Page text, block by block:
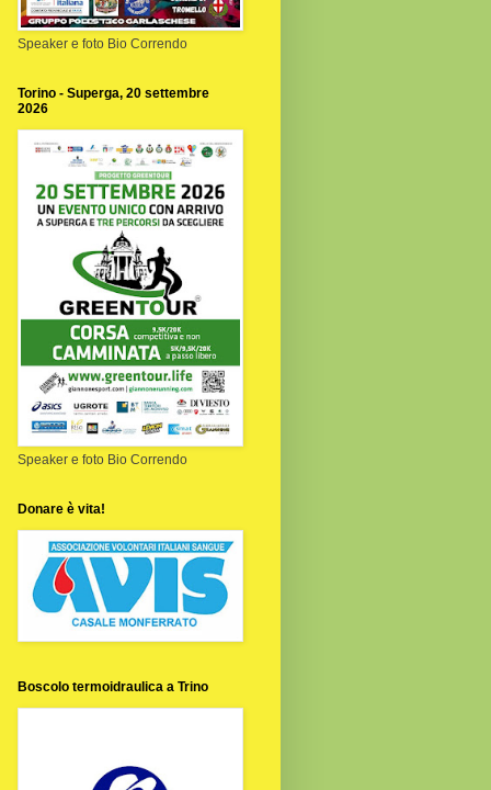
Speaker e foto Bio Correndo
Torino - Superga, 20 settembre
2026
Speaker e foto Bio Correndo
Donare è vita!
Boscolo termoidraulica a Trino